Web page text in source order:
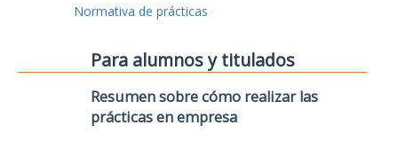
Normativa de prácticas
Para alumnos y titulados
Resumen sobre cómo realizar las
prácticas en empresa